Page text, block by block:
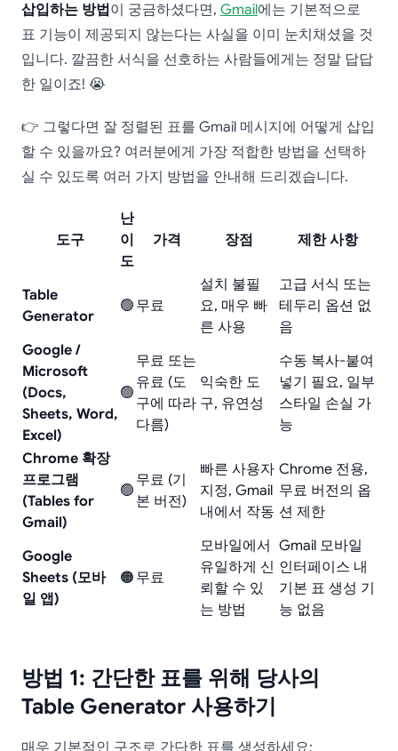
삽입하는 방법 이 궁금하셨다면, Gmail에는 기본적으로
표 기능이 제공되지 않는다는 사실을 이미 눈치채셨을 것
입니다. 깔끔한 서식을 선호하는 사람들에게는 정말 답답
한 일이죠! 😭
👉 그렇다면 잘 정렬된 표를 Gmail 메시지에 어떻게 삽입
할 수 있을까요? 여러분에게 가장 적합한 방법을 선택하
실 수 있도록 여러 가지 방법을 안내해 드리겠습니다.
도구
난
이
도
가격 장점 제한 사항
Table
Generator
🟢 무료
설치 불필
요, 매우 빠
른 사용
고급 서식 또는
테두리 옵션 없
음
Google /
Microsoft
(Docs,
Sheets, Word,
Excel)
🟢
무료 또는
유료 (도
구에 따라
다름)
익숙한 도
구, 유연성
수동 복사-붙여
넣기 필요, 일부
스타일 손실 가
능
Chrome 확장
프로그램
(Tables for
Gmail)
🟢
무료 (기
본 버전)
빠른 사용자
지정, Gmail
내에서 작동
Chrome 전용,
무료 버전의 옵
션 제한
Google
Sheets (모바
일 앱)
🟠 무료
모바일에서
유일하게 신
뢰할 수 있
는 방법
Gmail 모바일
인터페이스 내
기본 표 생성 기
능 없음
방법 1: 간단한 표를 위해 당사의
Table Generator 사용하기
매우 기본적인 구조로 간단한 표를 생성하세요: